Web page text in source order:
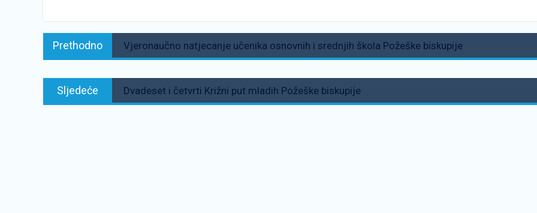
Navigacija
objava
Prethodno Prethodno:
Vjeronaučno natjecanje učenika osnovnih i srednjih škola Požeške biskupije
Sljedeće Dvadeset i četvrti Križni put mladih Požeške biskupije